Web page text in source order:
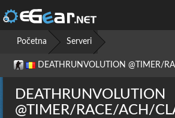
Početna Serveri
DEATHRUNVOLUTION @TIMER/
DEATHRUNVOLUTION
@TIMER/RACE/ACH/